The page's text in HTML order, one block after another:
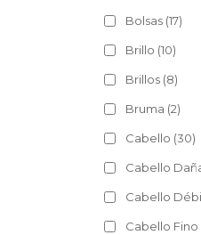
Bolsas (17)
Brillo (10)
Brillos (8)
Bruma (2)
Cabello (30)
Cabello
Cabello
Cabello Fino